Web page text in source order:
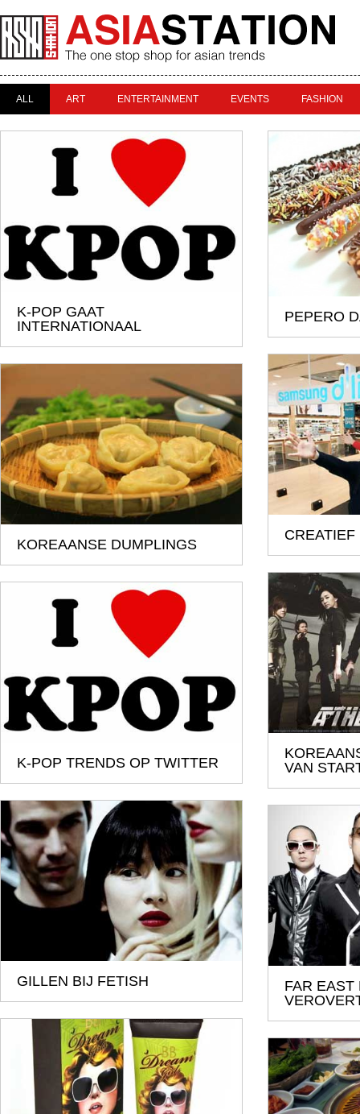
ALL ART ENTERTAINMENT EVENTS FASHION
K-POP GAAT
INTERNATIONAAL
PEPERO
KOREAANSE DUMPLINGS
VAN
K-POP TRENDS OP TWITTER
GILLEN BIJ FETISH
FAR EAST